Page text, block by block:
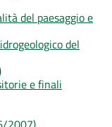
del paesaggio e
del
e finali